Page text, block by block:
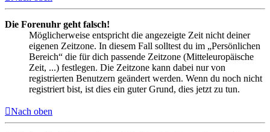
Die Forenuhr geht falsch!
Möglicherweise entspricht die angezeigte Zeit nicht deiner
eigenen Zeitzone. In diesem Fall solltest du im „Persönlichen
Bereich“ die für dich passende Zeitzone (Mitteleuropäische
Zeit, ...) festlegen. Die Zeitzone kann dabei nur von
registrierten Benutzern geändert werden. Wenn du noch nicht
registriert bist, ist dies ein guter Grund, dies jetzt zu tun.
Nach oben